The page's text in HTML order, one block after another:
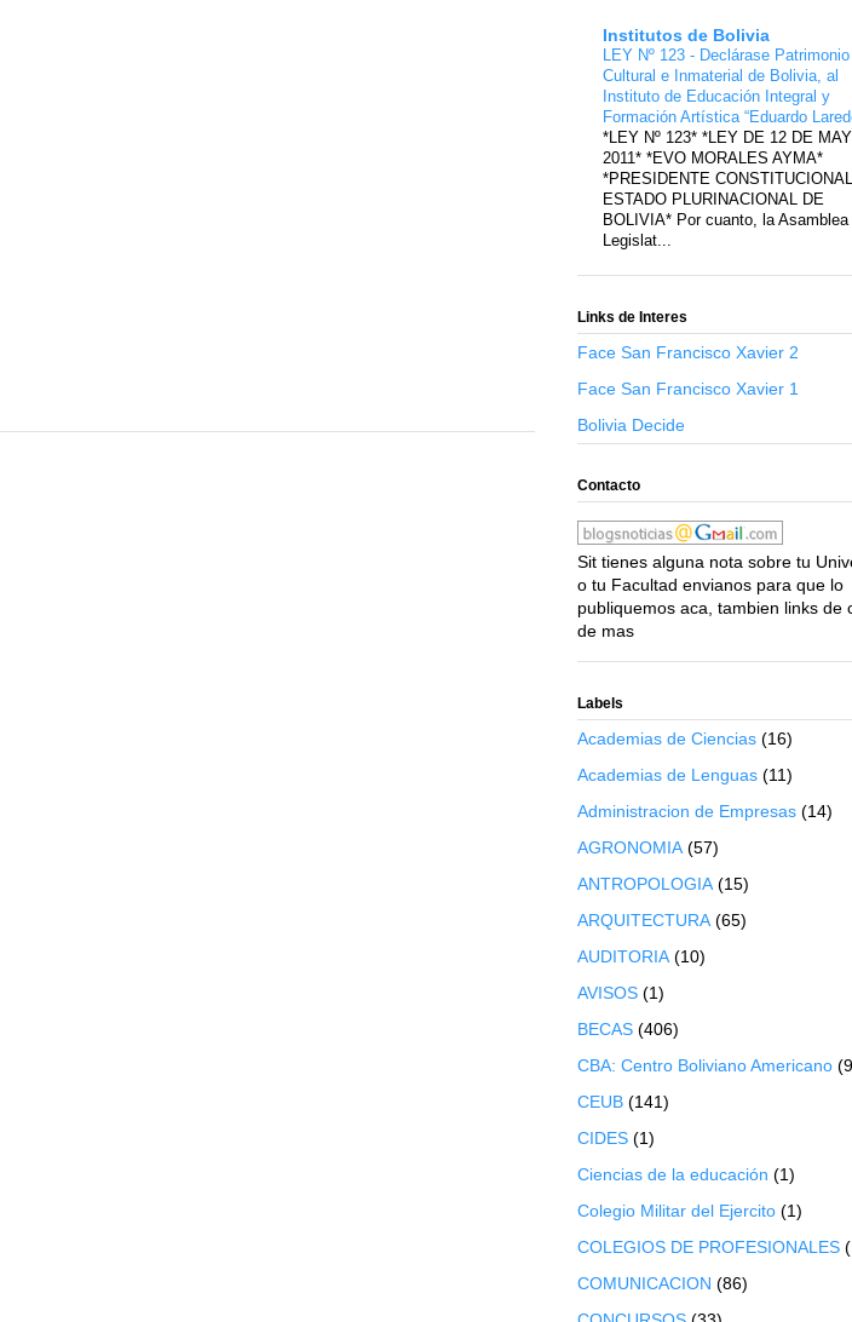
Institutos de Bolivia
LEY Nº 123 - Declárase Patrimonio
Cultural e Inmaterial de Bolivia, al
Instituto de Educación Integral y
Formación Artística “Eduardo
*LEY Nº 123* *LEY DE 12 DE
2011* *EVO MORALES AYMA*
*PRESIDENTE
ESTADO PLURINACIONAL DE
BOLIVIA* Por cuanto, la Asamblea
Legislat...
Links de Interes
Face San Francisco Xavier 2
Face San Francisco Xavier 1
Bolivia Decide
Contacto
Sit tienes alguna nota sobre tu
o tu Facultad envianos para que lo
publiquemos aca, tambien links de
de mas
Labels
Academias de Ciencias (16)
Academias de Lenguas (11)
Administracion de Empresas (14)
AGRONOMIA (57)
ANTROPOLOGIA (15)
ARQUITECTURA (65)
AUDITORIA (10)
AVISOS (1)
BECAS (406)
CBA: Centro Boliviano Americano
CEUB (141)
CIDES (1)
Ciencias de la educación (1)
Colegio Militar del Ejercito (1)
COLEGIOS DE PROFESIONALES
COMUNICACION (86)